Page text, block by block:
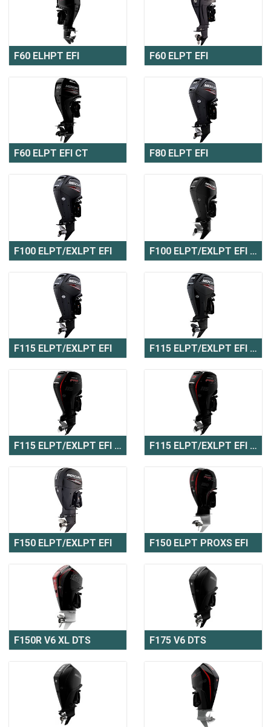
F60 ELHPT EFI F60 ELPT EFI
F60 ELPT EFI CT F80 ELPT EFI
F100 ELPT/EXLPT EFI F100 ELPT/EXLPT EFI CT
F115 ELPT/EXLPT EFI F115 ELPT/EXLPT EFI CT
F115 ELPT/EXLPT EFI Pro XS F115 ELPT/EXLPT EFI Pro XS CT
F150 ELPT/EXLPT EFI F150 ELPT PROXS EFI
F150R V6 XL DTS F175 V6 DTS